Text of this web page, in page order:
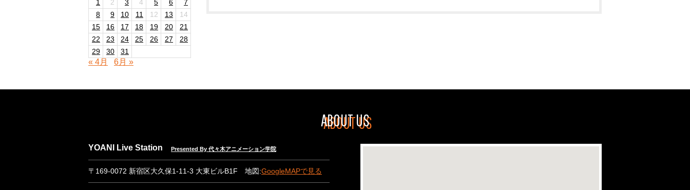
1
2 3 4 5 6
7
8
9 10 11 12 13
14
15
16 17 18 19 20
21
22
23 24 25 26 27
28
29
30 31
« 4月 6月 »
ABOUT US
YOANI Live Station Presented By 代々木アニメーション学院
〒169-0072 新宿区大久保1-11-3 大東ビルB1F 地図:GoogleMAPで見る